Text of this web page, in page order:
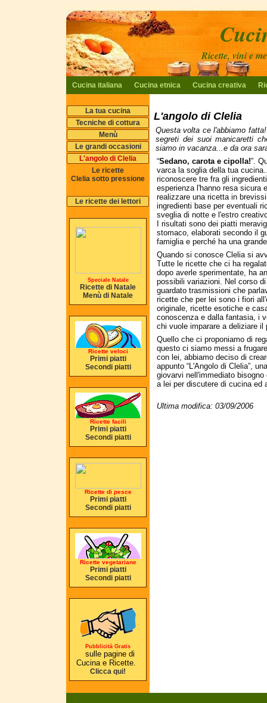
L'angolo di Clelia
Questa volta ce l'abbiamo
segreti dei suoi manicaretti
siamo in vacanza...e da ora
“Sedano, carota e cipolla!”.
varca la soglia della tua
riconoscere tre fra gli
esperienza l'hanno resa sicura
realizzare una ricetta in
ingredienti base per eventuali
sveglia di notte e l'estro
I risultati sono dei piatti
stomaco, elaborati secondo il
famiglia e perché ha una
Quando si conosce Clelia si
Tutte le ricette che ci ha
dopo averle sperimentate, ha
possibili variazioni. Nel corso
guardato trasmissioni che
ricette che per lei sono i fiori
originale, ricette esotiche e
conoscenza e dalla fantasia, i
chi vuole imparare a deliziare il
Quello che ci proponiamo di
questo ci siamo messi a
con lei, abbiamo deciso di
appunto “L'Angolo di Clelia”,
giovarvi nell'immediato
a lei per discutere di cucina ed
Ultima modifica: 03/09/2006
Ricette, vini e
La tua cucina
Tecniche di cottura
Menù
Le grandi occasioni
L'angolo di Clelia
Le ricette
Clelia sotto pressione
Le ricette dei lettori
Speciale Natale
Ricette di Natale
Menù di Natale
Ricette veloci
Primi piatti
Secondi piatti
Ricette facili
Primi piatti
Secondi piatti
Ricette di pesce
Primi piatti
Secondi piatti
Ricette vegetariane
Primi piatti
Secondi piatti
Pubblicità Gratis
sulle pagine di
Cucina e Ricette.
Clicca qui!
Cucina italiana Cucina etnica Cucina creativa